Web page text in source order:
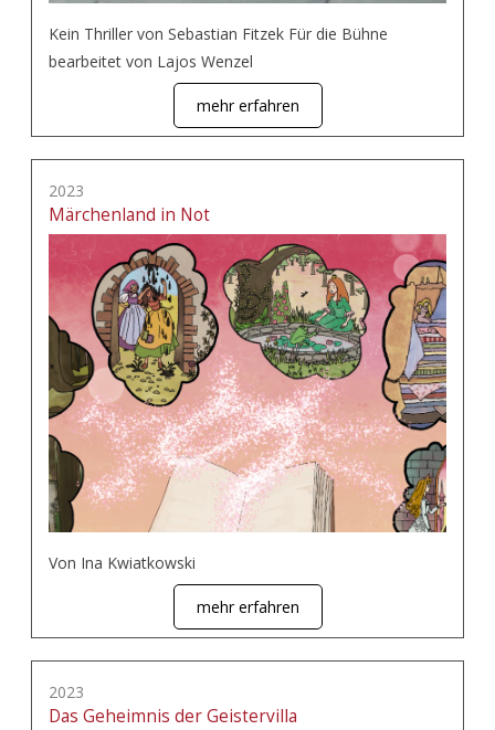
Kein Thriller von Sebastian Fitzek Für die Bühne
bearbeitet von Lajos Wenzel
mehr erfahren
2023
Märchenland in Not
Von Ina Kwiatkowski
mehr erfahren
2023
Das Geheimnis der Geistervilla